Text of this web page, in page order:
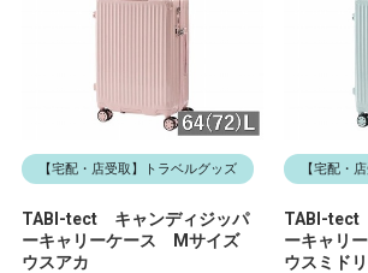
【宅配・店受取】トラベルグッズ
TABI-tect キャンディジッパ
ーキャリーケース Mサイズ
ウスアカ
【宅配・
TABI-tect
ーキャリ
ウスミドリ